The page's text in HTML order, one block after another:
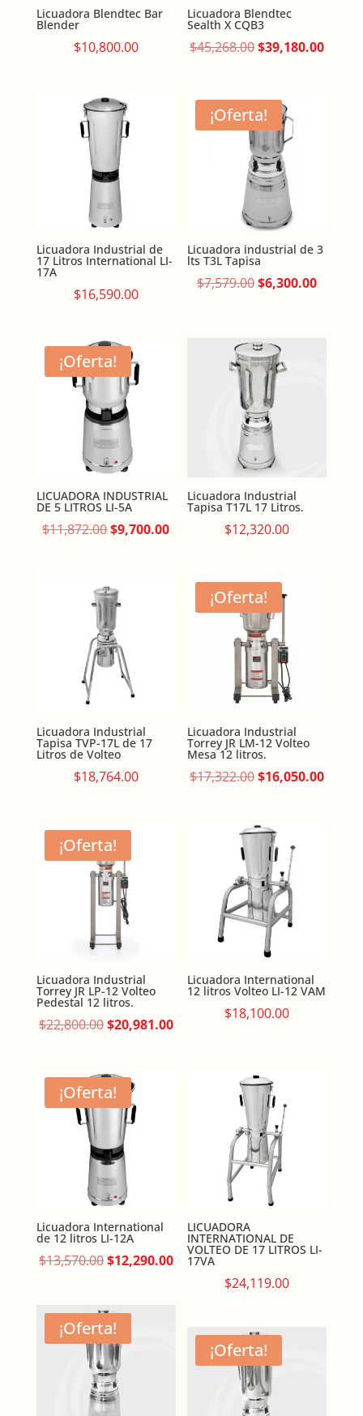
Licuadora Blendtec Bar
Blender
$10,800.00
Licuadora Blendtec
Sealth X CQB3
$45,268.00Original
$45,268.00.
$39,180.00
Licuadora Industrial de
17 Litros International LI-
17A
$16,590.00
¡Oferta!
Licuadora industrial de 3
lts T3L Tapisa
$7,579.00Original
$7,579.00.
$6,300.00
¡Oferta!
LICUADORA INDUSTRIAL
DE 5 LITROS LI-5A
$11,872.00Original
$11,872.00.
$9,700.00Current
$9,700.00.
Licuadora Industrial
Tapisa T17L 17 Litros.
$12,320.00
Licuadora Industrial
Tapisa TVP-17L de 17
Litros de Volteo
$18,764.00
¡Oferta!
Licuadora Industrial
Torrey JR LM-12 Volteo
Mesa 12 litros.
$17,322.00Original
$17,322.00.
$16,050.00
¡Oferta!
Licuadora Industrial
Torrey JR LP-12 Volteo
Pedestal 12 litros.
$22,800.00Original
$22,800.00.
$20,981.00Current
$20,981.00.
Licuadora International
12 litros Volteo LI-12 VAM
$18,100.00
¡Oferta!
Licuadora International
de 12 litros LI-12A
$13,570.00Original
$13,570.00.
$12,290.00Current
LICUADORA
INTERNATIONAL DE
VOLTEO DE 17 LITROS LI-
17VA
$24,119.00
¡Oferta!
¡Oferta!